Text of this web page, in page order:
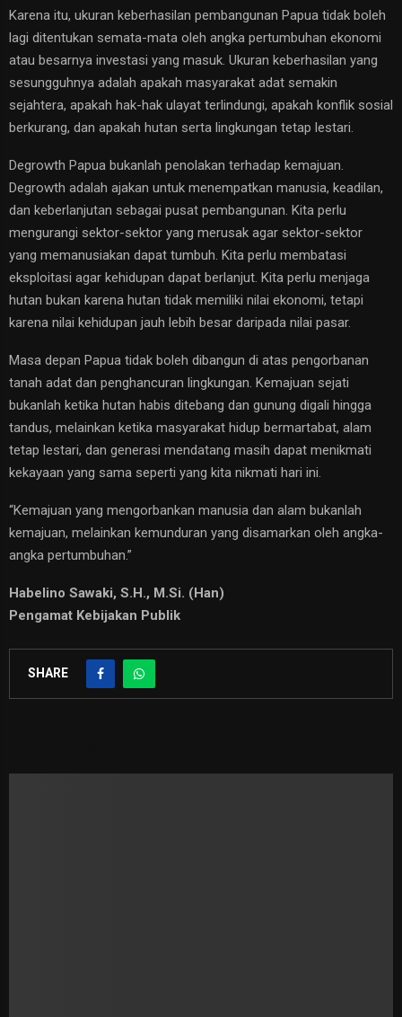
Karena itu, ukuran keberhasilan pembangunan Papua tidak boleh
lagi ditentukan semata-mata oleh angka pertumbuhan ekonomi
atau besarnya investasi yang masuk. Ukuran keberhasilan yang
sesungguhnya adalah apakah masyarakat adat semakin
sejahtera, apakah hak-hak ulayat terlindungi, apakah konflik sosial
berkurang, dan apakah hutan serta lingkungan tetap lestari.
Degrowth Papua bukanlah penolakan terhadap kemajuan.
Degrowth adalah ajakan untuk menempatkan manusia, keadilan,
dan keberlanjutan sebagai pusat pembangunan. Kita perlu
mengurangi sektor-sektor yang merusak agar sektor-sektor
yang memanusiakan dapat tumbuh. Kita perlu membatasi
eksploitasi agar kehidupan dapat berlanjut. Kita perlu menjaga
hutan bukan karena hutan tidak memiliki nilai ekonomi, tetapi
karena nilai kehidupan jauh lebih besar daripada nilai pasar.
Masa depan Papua tidak boleh dibangun di atas pengorbanan
tanah adat dan penghancuran lingkungan. Kemajuan sejati
bukanlah ketika hutan habis ditebang dan gunung digali hingga
tandus, melainkan ketika masyarakat hidup bermartabat, alam
tetap lestari, dan generasi mendatang masih dapat menikmati
kekayaan yang sama seperti yang kita nikmati hari ini.
“Kemajuan yang mengorbankan manusia dan alam bukanlah
kemajuan, melainkan kemunduran yang disamarkan oleh angka-
angka pertumbuhan.”
Habelino Sawaki, S.H., M.Si. (Han)
Pengamat Kebijakan Publik
SHARE